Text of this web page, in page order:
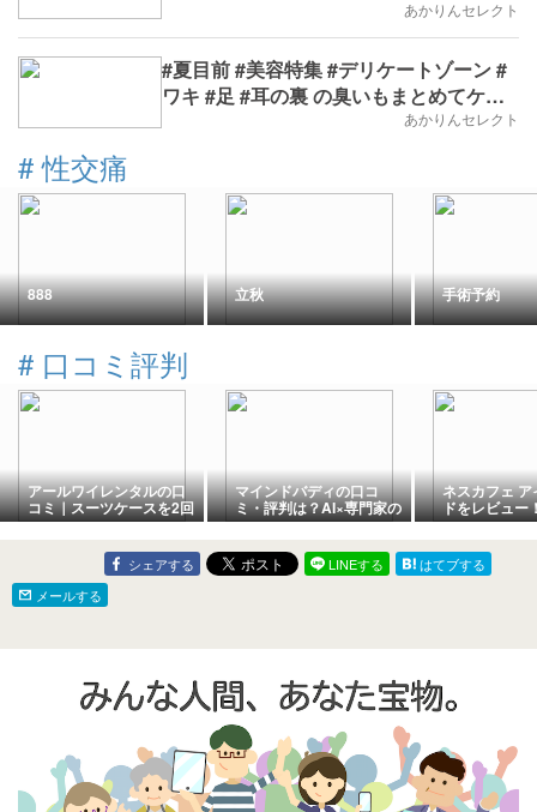
あかりんセレクト
#夏目前 #美容特集 #デリケートゾーン #
ワキ #足 #耳の裏 の臭いもまとめてケア
しちゃう！#女性の臭い解消必需品 はコ
あかりんセレクト
# 性交痛
888 立秋 手術予約
# 口コミ評判
アールワイレンタルの口
コミ｜スーツケースを2回
レンタルした4人家族の正
直レビュー
マインドバディの口コ
ミ・評判は？AI×専門家の
認知行動療法プログラム
の実力と料金【不眠・ス
トレスに】
ネスカフェ
ドをレビュー
る？味や香り
ミ
シェアする LINEする
はてブする
メールする